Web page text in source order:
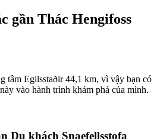
gần Thác Hengifoss
tâm Egilsstaðir 44,1 km, vì vậy bạn có
vào hành trình khám phá của mình.
Du khách Snaefellsstofa